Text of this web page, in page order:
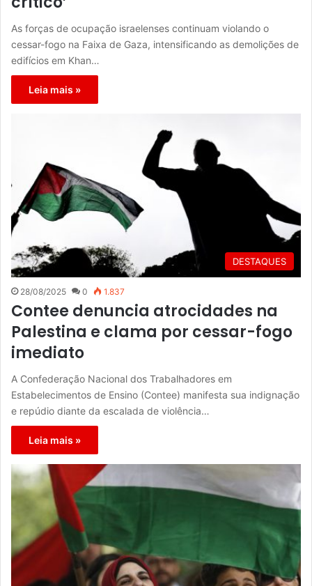
As forças de ocupação israelenses continuam violando o
cessar-fogo na Faixa de Gaza, intensificando as demolições de
edifícios em Khan…
Leia mais »
DESTAQUES
28/08/2025 0 1.837
Contee denuncia atrocidades na
Palestina e clama por cessar-fogo
imediato
A Confederação Nacional dos Trabalhadores em
Estabelecimentos de Ensino (Contee) manifesta sua indignação
e repúdio diante da escalada de violência…
Leia mais »